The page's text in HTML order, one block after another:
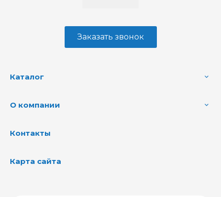
Заказать звонок
Каталог
О компании
Контакты
Карта сайта